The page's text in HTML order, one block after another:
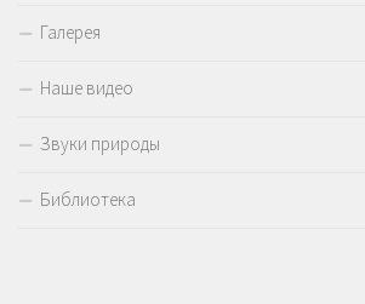
Галерея
Наше видео
Звуки природы
Библиотека